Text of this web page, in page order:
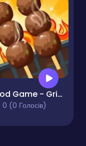
Food Game - Grill Sort
0 (0 Голосів)